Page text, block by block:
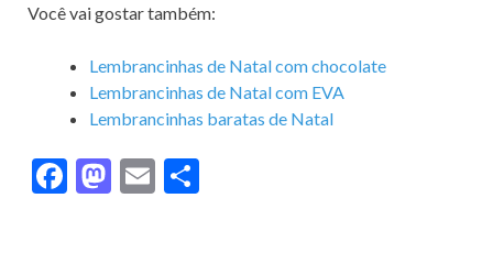
Você vai gostar também:
Lembrancinhas de Natal com chocolate
Lembrancinhas de Natal com EVA
Lembrancinhas baratas de Natal
F
M E